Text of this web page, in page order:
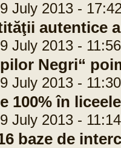
2013 -
autentice
2013 -
Negri“
2013 -
100% în
2013 -
baze de